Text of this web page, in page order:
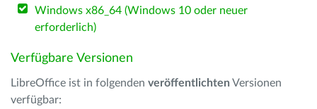
Windows x86_64 (Windows 10 oder neuer
erforderlich)
Verfügbare Versionen
LibreOffice ist in folgenden veröffentlichten Versionen
verfügbar: